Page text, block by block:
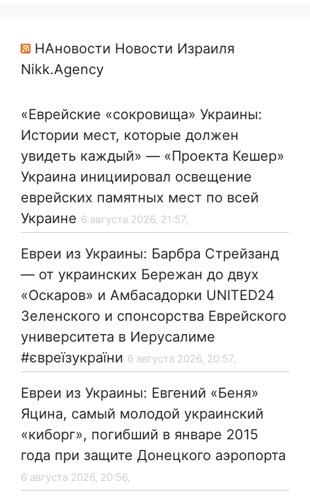
НАновости Новости Израиля
Nikk.Agency
«Еврейские «сокровища» Украины:
Истории мест, которые должен
увидеть каждый» — «Проекта Кешер»
Украина инициировал освещение
еврейских памятных мест по всей
Украине 6 августа 2026, 21:57,
Евреи из Украины: Барбра Стрейзанд
— от украинских Бережан до двух
«Оскаров» и Амбасадорки UNITED24
Зеленского и спонсорства Еврейского
университета в Иерусалиме
#євреїзукраїни 6 августа 2026, 20:57,
Евреи из Украины: Евгений «Беня»
Яцина, самый молодой украинский
«киборг», погибший в январе 2015
года при защите Донецкого аэропорта
6 августа 2026, 20:56,